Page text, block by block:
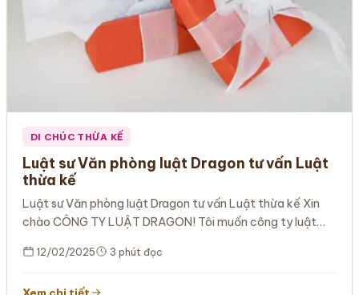
DI CHÚC THỪA KẾ
Luật sư Văn phòng luật Dragon tư vấn Luật
thừa kế
Luật sư Văn phòng luật Dragon tư vấn Luật thừa kế Xin
chào CÔNG TY LUẬT DRAGON! Tôi muốn công ty luật…
12/02/2025 3 phút đọc